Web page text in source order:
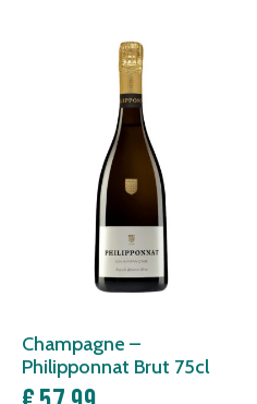
Champagne –
Philipponnat Brut 75cl